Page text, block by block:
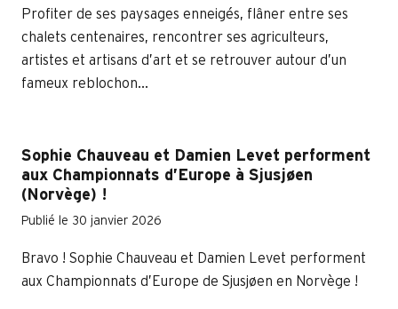
Profiter de ses paysages enneigés, flâner entre ses
chalets centenaires, rencontrer ses agriculteurs,
artistes et artisans d’art et se retrouver autour d’un
fameux reblochon...
Sophie Chauveau et Damien Levet performent
aux Championnats d’Europe à Sjusjøen
(Norvège) !
Publié le 30 janvier 2026
Bravo ! Sophie Chauveau et Damien Levet performent
aux Championnats d’Europe de Sjusjøen en Norvège !